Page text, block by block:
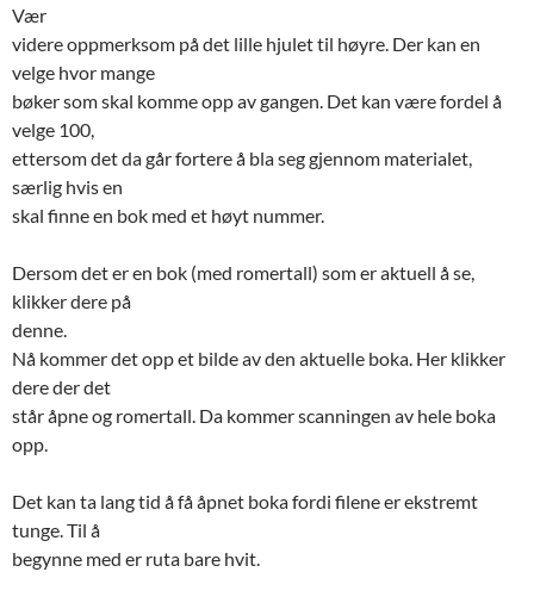
Vær
videre oppmerksom på det lille hjulet til høyre. Der kan en
velge hvor mange
bøker som skal komme opp av gangen. Det kan være fordel å
velge 100,
ettersom det da går fortere å bla seg gjennom materialet,
særlig hvis en
skal finne en bok med et høyt nummer.
Dersom det er en bok (med romertall) som er aktuell å se,
klikker dere på
denne.
Nå kommer det opp et bilde av den aktuelle boka. Her klikker
dere der det
står åpne og romertall. Da kommer scanningen av hele boka
opp.
Det kan ta lang tid å få åpnet boka fordi filene er ekstremt
tunge. Til å
begynne med er ruta bare hvit.